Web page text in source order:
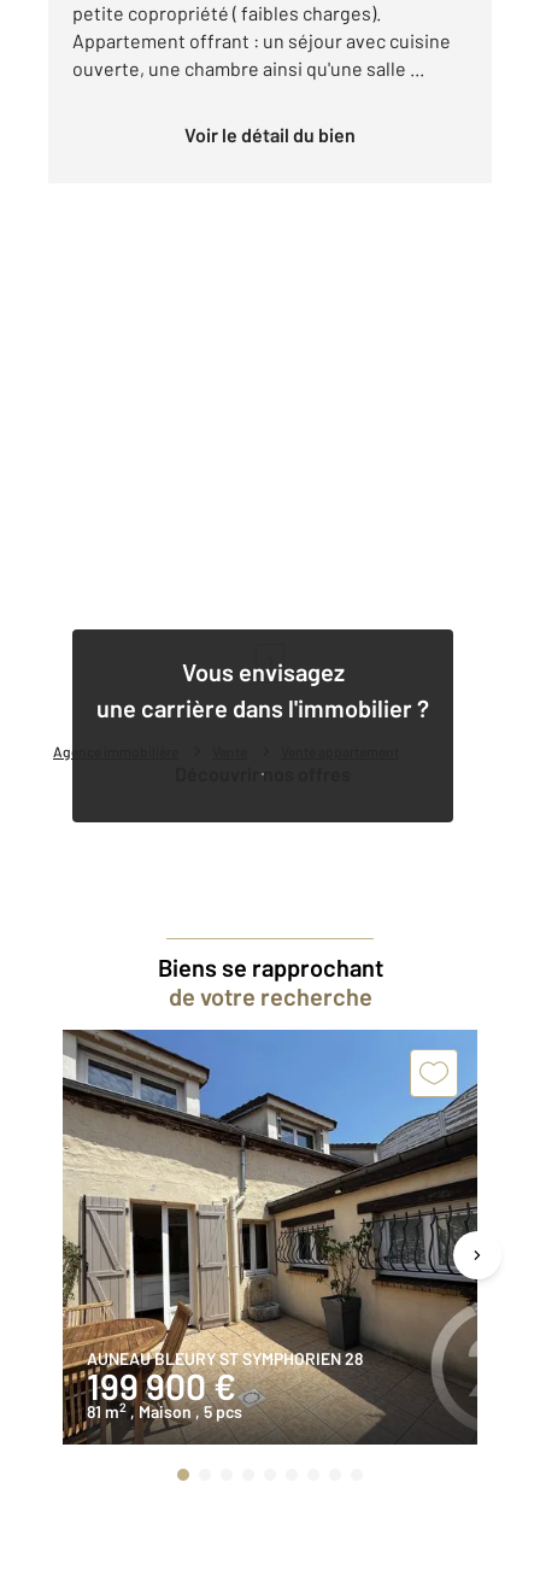
Agence immobilière
petite copropriété ( faibles charges).
Appartement offrant : un séjour avec cuisine
ouverte, une chambre ainsi qu'une salle ...
Voir le détail du bien
Vous envisagez
une carrière dans l'immobilier ?
Découvrir nos offres
Biens se rapprochant
de votre recherche
AUNEAU BLEURY ST SYMPHORIEN 28
199 900 €
81 m2 , Maison , 5 pcs